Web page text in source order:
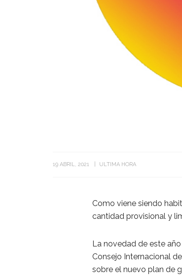
19 ABRIL, 2021 ULTIMA HORA
Como viene siendo
cantidad provisional y
La novedad de este
Consejo Internacional
sobre el nuevo plan de